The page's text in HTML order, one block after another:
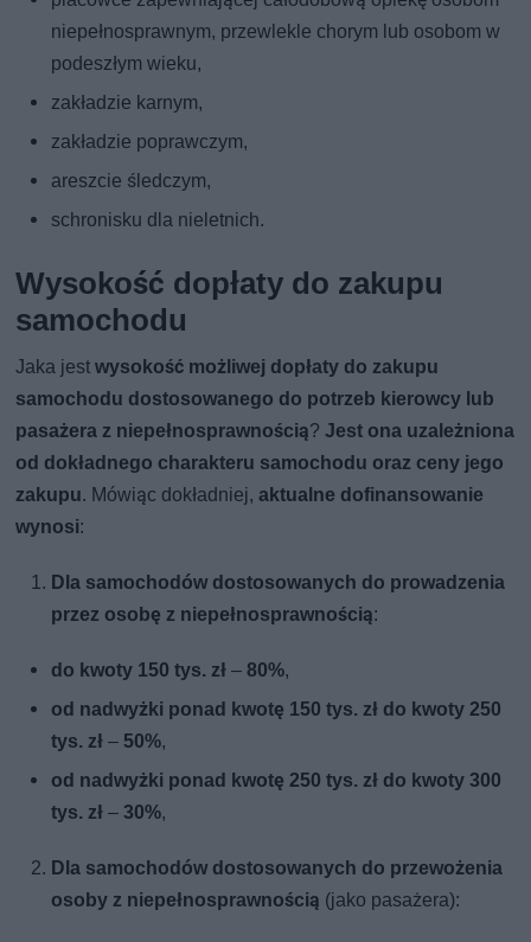
niepełnosprawnym, przewlekle chorym lub osobom w
podeszłym wieku,
zakładzie karnym,
zakładzie poprawczym,
areszcie śledczym,
schronisku dla nieletnich.
Wysokość dopłaty do zakupu
samochodu
Jaka jestwysokość możliwej dopłaty do zakupu
samochodu dostosowanego do potrzeb kierowcy lub
pasażera z niepełnosprawnością?Jest ona uzależniona
od dokładnego charakteru samochodu oraz ceny jego
zakupu. Mówiąc dokładniej,aktualne dofinansowanie
wynosi:
Dla samochodów dostosowanych do prowadzenia
przez osobę z niepełnosprawnością:
do kwoty 150 tys. zł –80%,
od nadwyżki ponad kwotę 150 tys. zł do kwoty 250
tys. zł – 50%,
od nadwyżki ponad kwotę 250 tys. zł do kwoty 300
tys. zł –30%,
Dla samochodów dostosowanych do przewożenia
osoby z niepełnosprawnością (jako pasażera):